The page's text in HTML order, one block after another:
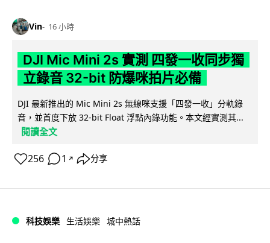
Vin 16 小時
DJI Mic Mini 2s 實測 四發一收同步獨
立錄音 32-bit 防爆咪拍片必備
DJI 最新推出的 Mic Mini 2s 無線咪支援「四發一收」分軌錄
音，並首度下放 32-bit Float 浮點內錄功能。本文經實測其...
閱讀全文
256 1 ↗ 分享
科技娛樂 生活娛樂 城中熱話